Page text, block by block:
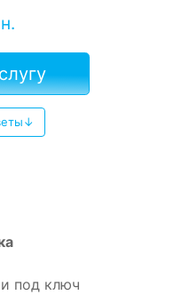
под ключ